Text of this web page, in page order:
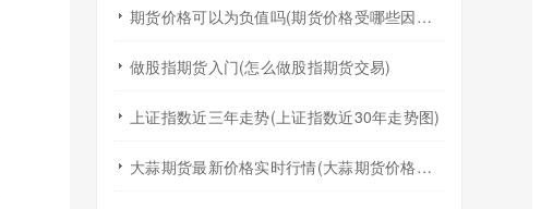
期货价格可以为负值吗(期货价格受哪些因素影响)
做股指期货入门(怎么做股指期货交易)
上证指数近三年走势(上证指数近30年走势图)
大蒜期货最新价格实时行情(大蒜期货价格走势图k线)